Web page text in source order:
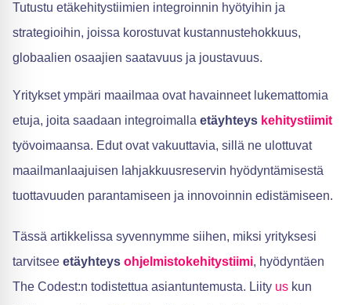
Tutustu etäkehitystiimien integroinnin hyötyihin ja
strategioihin, joissa korostuvat kustannustehokkuus,
globaalien osaajien saatavuus ja joustavuus.
Yritykset ympäri maailmaa ovat havainneet lukemattomia
etuja, joita saadaan integroimalla etäyhteys kehitystiimit
työvoimaansa. Edut ovat vakuuttavia, sillä ne ulottuvat
maailmanlaajuisen lahjakkuusreservin hyödyntämisestä
tuottavuuden parantamiseen ja innovoinnin edistämiseen.
Tässä artikkelissa syvennymme siihen, miksi yrityksesi
tarvitsee etäyhteys ohjelmistokehitystiimi, hyödyntäen
The Codest:n todistettua asiantuntemusta. Liity us kun